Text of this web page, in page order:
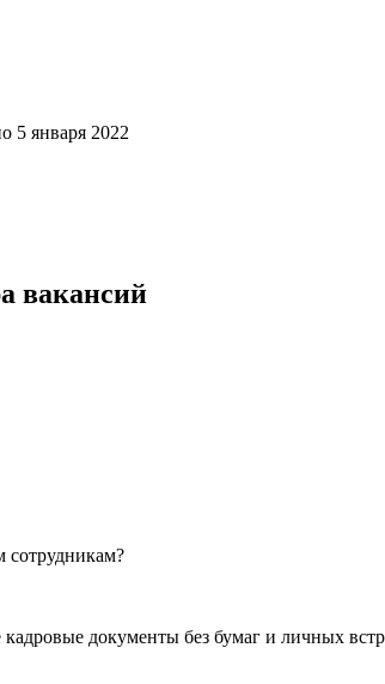
5 января 2022
вакансий
сотрудникам?
документы без бумаг и личных